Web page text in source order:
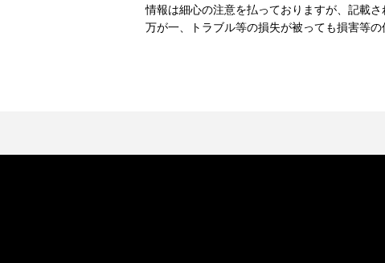
情報は細心の注意を払っておりますが、記載
万が一、トラブル等の損失が被っても損害等